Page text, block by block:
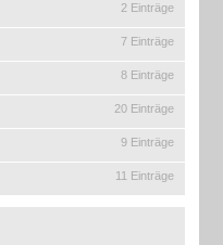
2 Einträge
7 Einträge
8 Einträge
20 Einträge
9 Einträge
11 Einträge